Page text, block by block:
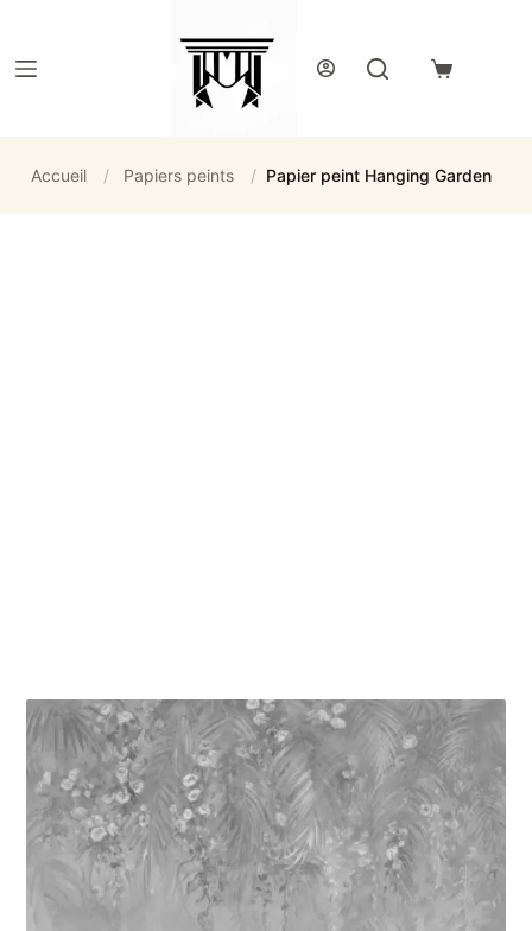
Panier
Accueil / Papiers peints / Papier peint Hanging Garden